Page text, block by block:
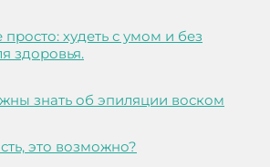
просто: худеть с умом и без
здоровья.
знать об эпиляции воском
это возможно?